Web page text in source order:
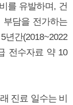
를 유발하며, 건
부담을 전가하는
간(2018~2022
전수자료 약 10
진료 일수는 비